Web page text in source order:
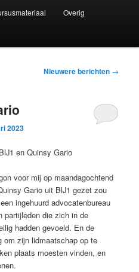
Overig
Nieuwere berichten →
2023
en Quinsy Gario
voor mij op maandagochtend
Gario uit BIJ1 gezet zou
ingehuurd advocatenbureau
partijleden die zich in de
hadden gevoeld. En de
om zijn lidmaatschap op te
plaats moesten vinden, en